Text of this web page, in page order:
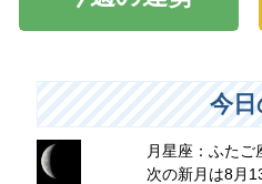
今
月星座：ふたご
次の新月は8月